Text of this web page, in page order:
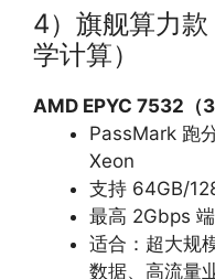
4）旗舰算力
学计算）
AMD EPYC 7532（
PassMark 跑
Xeon
支持 64GB/
最高 2Gbps
适合：超大规
数据、高流量